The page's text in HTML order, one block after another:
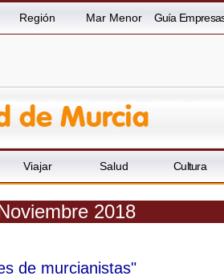
Región Mar Menor Guía
Viajar Salud Cultura
2018
de murcianistas"